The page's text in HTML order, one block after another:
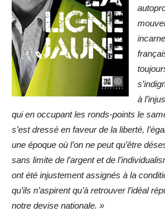
à
qui en occupant les ronds-points le
s’est dressé en faveur de la liberté,
une époque où l’on ne peut qu’être
sans limite de l’argent et de
ont été injustement assignés à la
qu’ils n’aspirent qu’à retrouver l’idéal
notre devise nationale. »